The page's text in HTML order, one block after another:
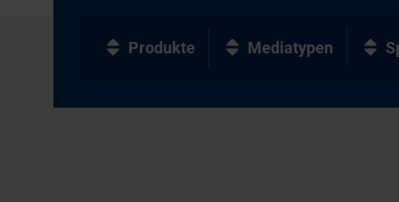
Produkte Mediatypen